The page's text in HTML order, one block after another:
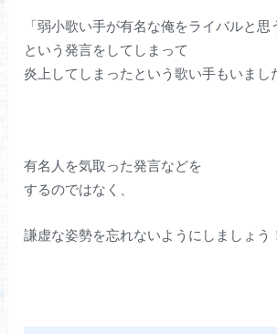
「弱小歌い手が有名な俺をライバルと思
という発言をしてしまって
炎上してしまったという歌い手もいまし
有名人を気取った発言などを
するのではなく、
謙虚な姿勢を忘れないようにしましょう